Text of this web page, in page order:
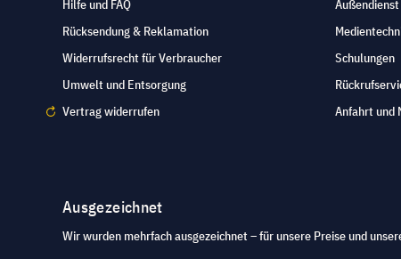
Hilfe und FAQ
Rücksendung & Reklamation
Widerrufsrecht für Verbraucher
Umwelt und Entsorgung
Vertrag widerrufen
Schulungen
Anfahrt und
Ausgezeichnet
Wir wurden mehrfach ausgezeichnet – für unsere Preise und